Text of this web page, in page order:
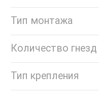
Тип монтажа
Количество гнезд
Тип крепления